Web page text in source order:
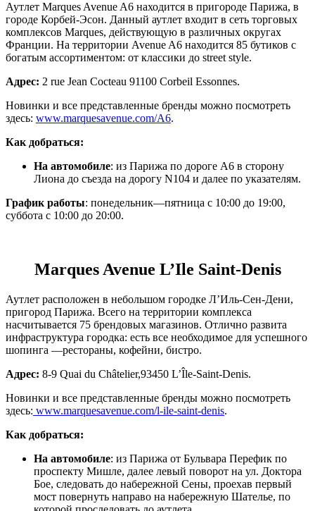
Аутлет Marques Avenue A6 находится в пригороде Парижа, в
городе Корбей-Эсон. Данный аутлет входит в сеть торговых
комплексов Marques, действующую в различных округах
Франции. На территории Avenue A6 находится 85 бутиков с
богатым ассортиментом: от классики до street style.
Адрес: 2 rue Jean Cocteau 91100 Corbeil Essonnes.
Новинки и все представленные бренды можно посмотреть
здесь: www.marquesavenue.com/A6.
Как добраться:
На автомобиле: из Парижа по дороге А6 в сторону
Лиона до съезда на дорогу N104 и далее по указателям.
График работы: понедельник—пятница с 10:00 до 19:00,
суббота с 10:00 до 20:00.
Marques Avenue L’Ile Saint-Denis
Аутлет расположен в небольшом городке Л’Иль-Сен-Дени,
пригород Парижа. Всего на территории комплекса
насчитывается 75 брендовых магазинов. Отлично развита
инфраструктура городка: есть все необходимое для успешного
шопинга —рестораны, кофейни, бистро.
Адрес: 8-9 Quai du Châtelier,93450 L’Île-Saint-Denis.
Новинки и все представленные бренды можно посмотреть
здесь: www.marquesavenue.com/l-ile-saint-denis.
Как добраться:
На автомобиле: из Парижа от Бульвара Перефик по
проспекту Мишле, далее левый поворот на ул. Доктора
Бое, следовать до набережной Сены, проехав первый
мост повернуть направо на набережную Шателье, по